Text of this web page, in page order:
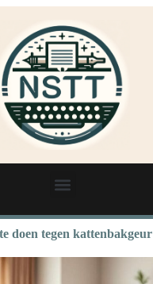
doen tegen kattenbakgeur